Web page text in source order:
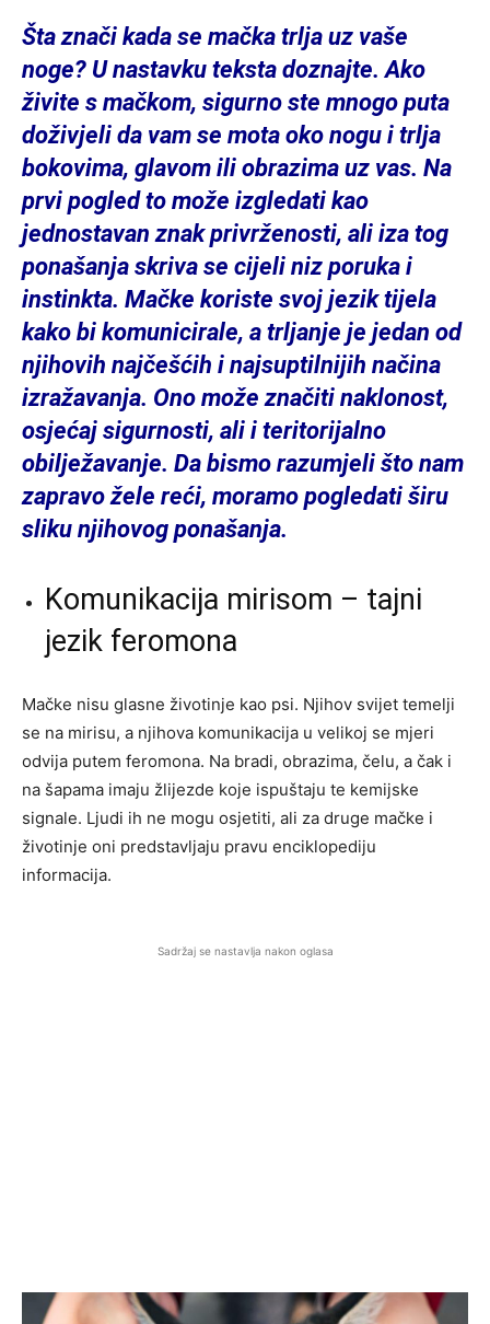
Šta znači kada se mačka trlja uz vaše
noge? U nastavku teksta doznajte. Ako
živite s mačkom, sigurno ste mnogo puta
doživjeli da vam se mota oko nogu i trlja
bokovima, glavom ili obrazima uz vas. Na
prvi pogled to može izgledati kao
jednostavan znak privrženosti, ali iza tog
ponašanja skriva se cijeli niz poruka i
instinkta. Mačke koriste svoj jezik tijela
kako bi komunicirale, a trljanje je jedan od
njihovih najčešćih i najsuptilnijih načina
izražavanja. Ono može značiti naklonost,
osjećaj sigurnosti, ali i teritorijalno
obilježavanje. Da bismo razumjeli što nam
zapravo žele reći, moramo pogledati širu
sliku njihovog ponašanja.
Komunikacija mirisom – tajni
jezik feromona
Mačke nisu glasne životinje kao psi. Njihov svijet temelji
se na mirisu, a njihova komunikacija u velikoj se mjeri
odvija putem feromona. Na bradi, obrazima, čelu, a čak i
na šapama imaju žlijezde koje ispuštaju te kemijske
signale. Ljudi ih ne mogu osjetiti, ali za druge mačke i
životinje oni predstavljaju pravu enciklopediju
informacija.
Sadržaj se nastavlja nakon oglasa